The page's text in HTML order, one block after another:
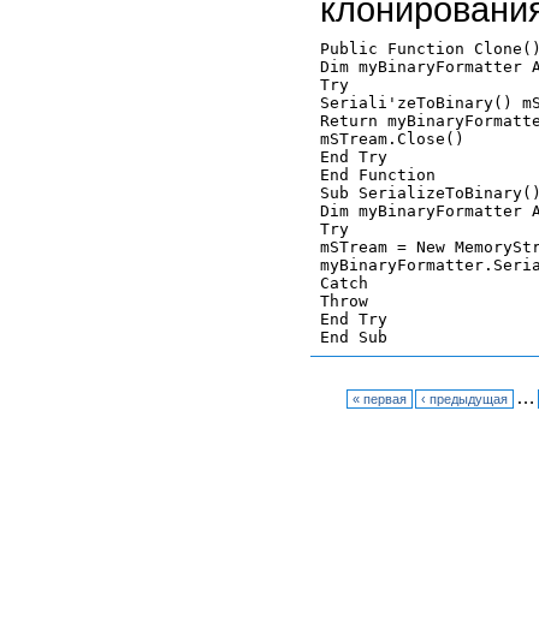
Public Function
Dim
Try
Seriali'zeToBinary()
Return
mSTream.Close()
End Try
End Function
Sub
Dim
Try
mSTream = New
Catch
Throw
End Try
« первая ‹ предыдущая …